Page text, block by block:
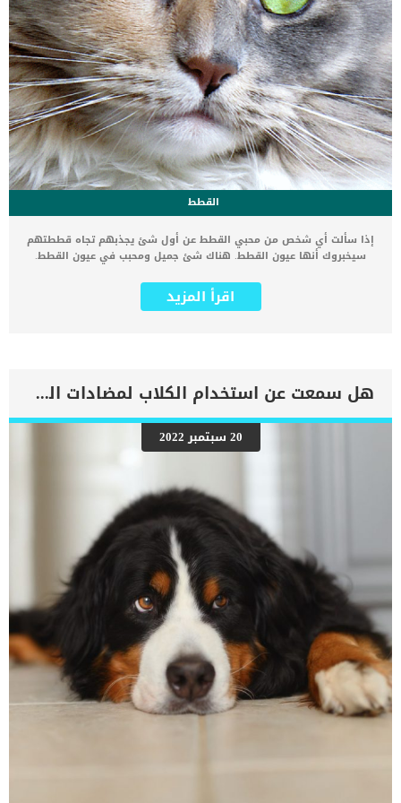
القطط
إذا سألت أي شخص من محبي القطط عن أول شئ يجذبهم تجاه قططتهم
سيخبروك أنها عيون القطط. هناك شئ جميل ومحبب في عيون القطط.
المميز لها. البعض يفضل لون عيون القطط السيامية والآخر يفضل عيون
القطط الشيرازي بينما يميل آخرون إلى القطط البلدية ذات الشكل
ملتهبة فربما كانت الإصابة بسبب أحد الفيروسات, البكتيريا, الفطريات أو
الطفيليات. بعض أعراض العدوى والإلتهابات في عيون القطط تتمثل في
احمرار العين, تورم العين, كما قد تلاحظ ان عيون القطط تخرج بعض الدموع
وربما تقوم القطط بحك أعينها بكثرة. كما قد تظهر أعراض البرد وسيلان
الأنف مصاحبة لهذه الأعراض والتي قد تدل على التهابات وعدوى العين.
الفيروسية بسيطة ويتم علاجها بالاهتمام بنظافة العين واستخدام قطرة
أطفال لتنظيف العين مرتين يوميا أو ربما يكون ما هو أكبر من ذلك. في
حالة أن الإصابة استمرت برغم الاهتمام بنظافة […]
اقرأ المزيد
هل سمعت عن استخدام الكلاب لمضادات الحموضة
20 سبتمبر 2022